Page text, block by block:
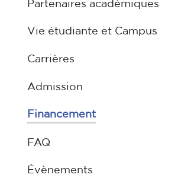
Partenaires académiques
Vie étudiante et Campus
Carrières
Admission
Financement
FAQ
Évènements